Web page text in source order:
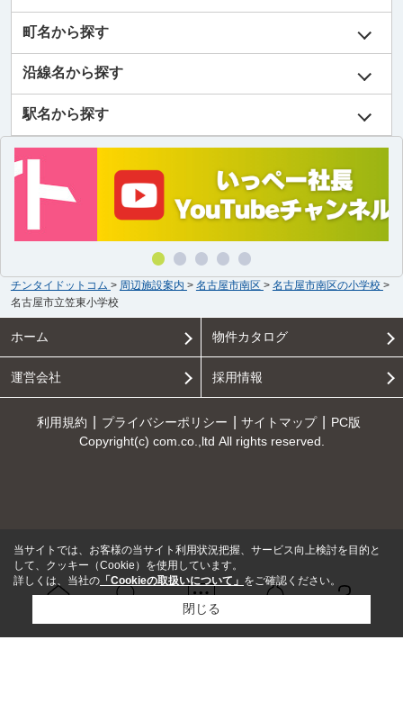
問い合せ
町名から探す
沿線名から探す
駅名から探す
チンタイドットコム > 周辺施設案内 > 名古屋市南区 > 名古屋市南区の小学校 >
名古屋市立笠東小学校
ホーム 物件カタログ
運営会社 採用情報
利用規約 プライバシーポリシー サイトマップ
PC版
Copyright(c) com.co.,ltd All rights reserved.
当サイトでは、お客様の当サイト利用状況把握、サービス向上検討を目的と
して、クッキー（Cookie）を使用しています。
詳しくは、当社の 「Cookieの取扱いについて」 をご確認ください。
閉じる